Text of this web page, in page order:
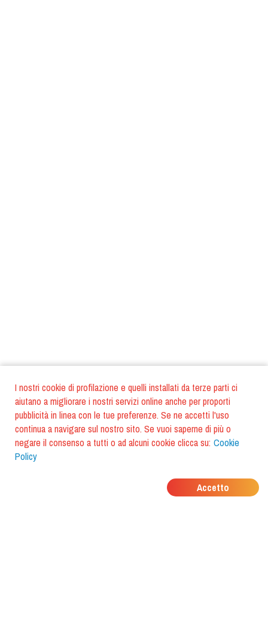
I nostri cookie di profilazione e quelli installati da terze parti ci
aiutano a migliorare i nostri servizi online anche per proporti
pubblicità in linea con le tue preferenze. Se ne accetti l'uso
continua a navigare sul nostro sito. Se vuoi saperne di più o
negare il consenso a tutti o ad alcuni cookie clicca su: Cookie
Policy
Accetto
DOVE MANGIANO I
TUOI AMICI?